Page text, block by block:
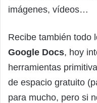
imágenes, vídeos…
Recibe también todo
Google Docs, hoy
herramientas
de espacio gratuito
para mucho, pero si